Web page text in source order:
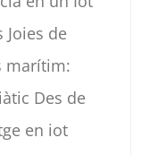
Joies de
marítim:
Des de
en iot